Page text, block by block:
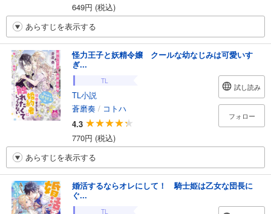
649円 (税込)
あらすじを表示する
怪力王子と妖精令嬢 クールな幼なじみは可愛いす
ぎ...
TL
TL小説
蒼磨奏 / コトハ
4.3
770円 (税込)
試し読み
フォロー
あらすじを表示する
婚活するならオレにして！ 騎士姫は乙女な団長に
ぐ...
TL